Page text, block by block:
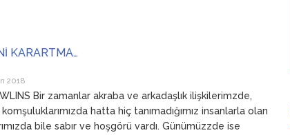
KARARTMA…
2018
Bir zamanlar akraba ve arkadaşlık ilişkilerimzde,
hatta hiç tanımadığımız insanlarla olan
bile sabır ve hoşgörü vardı. Günümüzzde ise